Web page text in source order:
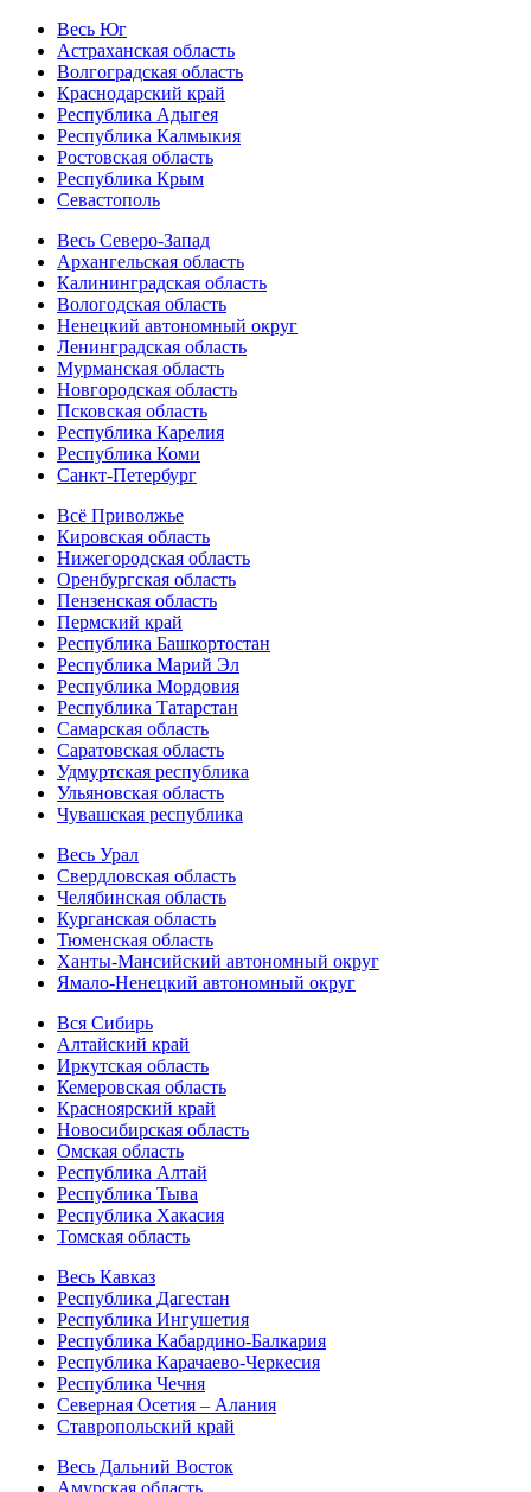
Весь Юг
Астраханская область
Волгоградская область
Краснодарский край
Республика Адыгея
Республика Калмыкия
Ростовская область
Республика Крым
Севастополь
Весь Северо-Запад
Архангельская область
Калининградская область
Вологодская область
Ненецкий автономный округ
Ленинградская область
Мурманская область
Новгородская область
Псковская область
Республика Карелия
Республика Коми
Санкт-Петербург
Всё Приволжье
Кировская область
Нижегородская область
Оренбургская область
Пензенская область
Пермский край
Республика Башкортостан
Республика Марий Эл
Республика Мордовия
Республика Татарстан
Самарская область
Саратовская область
Удмуртская республика
Ульяновская область
Чувашская республика
Весь Урал
Свердловская область
Челябинская область
Курганская область
Тюменская область
Ханты-Мансийский автономный округ
Ямало-Ненецкий автономный округ
Вся Сибирь
Алтайский край
Иркутская область
Кемеровская область
Красноярский край
Новосибирская область
Омская область
Республика Алтай
Республика Тыва
Республика Хакасия
Томская область
Весь Кавказ
Республика Дагестан
Республика Ингушетия
Республика Кабардино-Балкария
Республика Карачаево-Черкесия
Республика Чечня
Северная Осетия – Алания
Ставропольский край
Весь Дальний Восток
Амурская область